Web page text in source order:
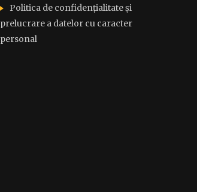
Politica de confidențialitate și
prelucrare a datelor cu caracter
personal